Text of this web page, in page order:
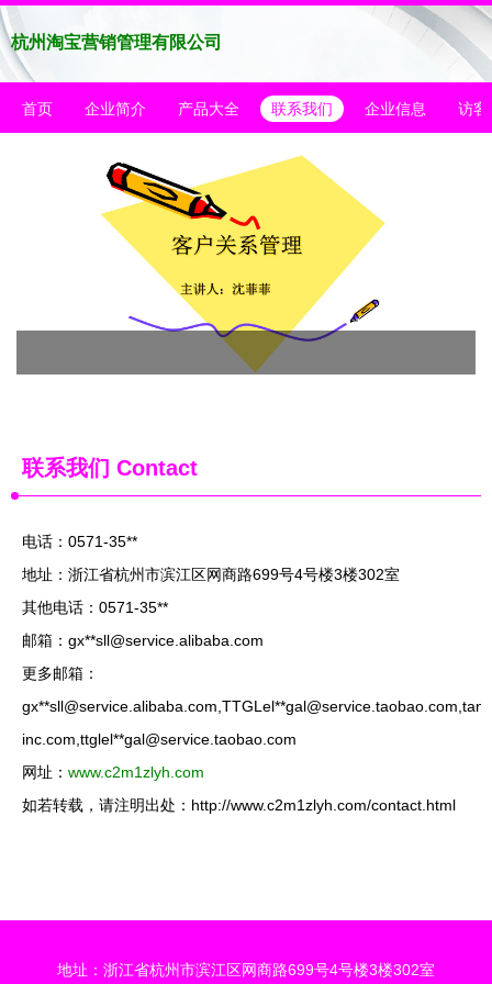
杭州淘宝营销管理有限公司
首页 企业简介 产品大全 联系我们 企业信息 访客
联系我们 Contact
电话：0571-35**
地址：浙江省杭州市滨江区网商路699号4号楼3楼302室
其他电话：0571-35**
邮箱：gx**sll@service.alibaba.com
更多邮箱：
gx**sll@service.alibaba.com ,TTGLel**gal@service.taobao.com
inc.com ,ttglel**gal@service.taobao.com
网址： www.c2m1zlyh.com
如若转载，请注明出处：http://www.c2m1zlyh.com/contact.html
地址：浙江省杭州市滨江区网商路699号4号楼3楼302室